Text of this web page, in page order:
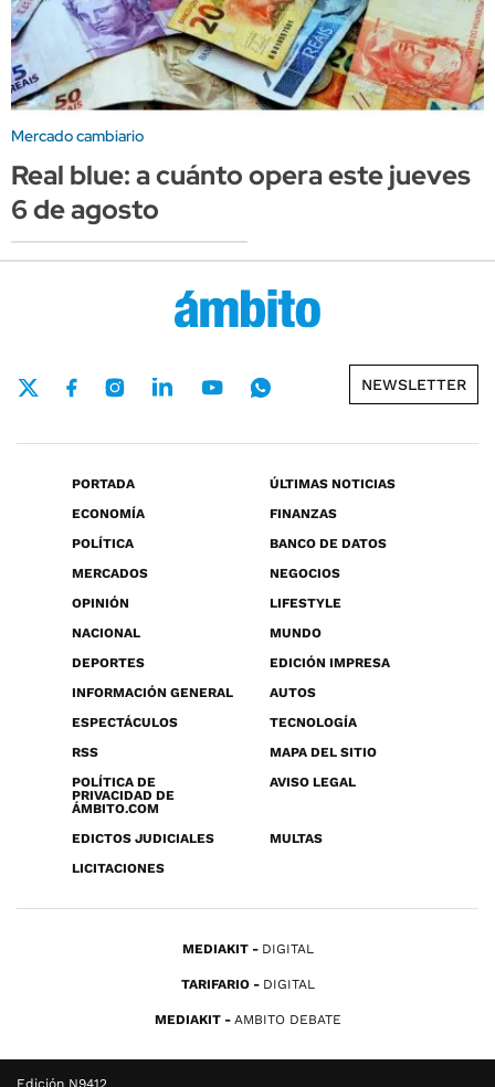
Mercado cambiario
Real blue: a cuánto opera este jueves
6 de agosto
NEWSLETTER
PORTADA
ÚLTIMAS NOTICIAS
ECONOMÍA
FINANZAS
POLÍTICA
BANCO DE DATOS
MERCADOS
NEGOCIOS
OPINIÓN
LIFESTYLE
NACIONAL
MUNDO
DEPORTES
EDICIÓN IMPRESA
INFORMACIÓN GENERAL
AUTOS
ESPECTÁCULOS
TECNOLOGÍA
RSS
MAPA DEL SITIO
POLÍTICA DE
PRIVACIDAD DE
ÁMBITO.COM
AVISO LEGAL
EDICTOS JUDICIALES
MULTAS
LICITACIONES
MEDIAKIT DIGITAL
TARIFARIO DIGITAL
MEDIAKIT AMBITO DEBATE